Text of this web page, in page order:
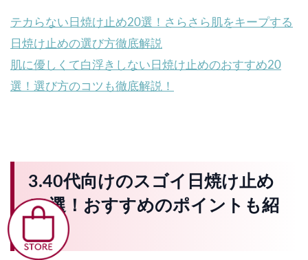
テカらない日焼け止め20選！さらさら肌をキープする
日焼け止めの選び方徹底解説
肌に優しくて白浮きしない日焼け止めのおすすめ20
選！選び方のコツも徹底解説！
3.40代向けのスゴイ日焼け止め
20選！おすすめのポイントも紹